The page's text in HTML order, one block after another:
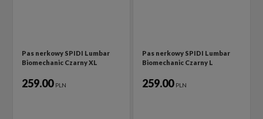
Pas nerkowy SPIDI Lumbar
Biomechanic Czarny XL
259.00 PLN
Pas nerkowy SPIDI Lumbar
Biomechanic Czarny L
259.00 PLN